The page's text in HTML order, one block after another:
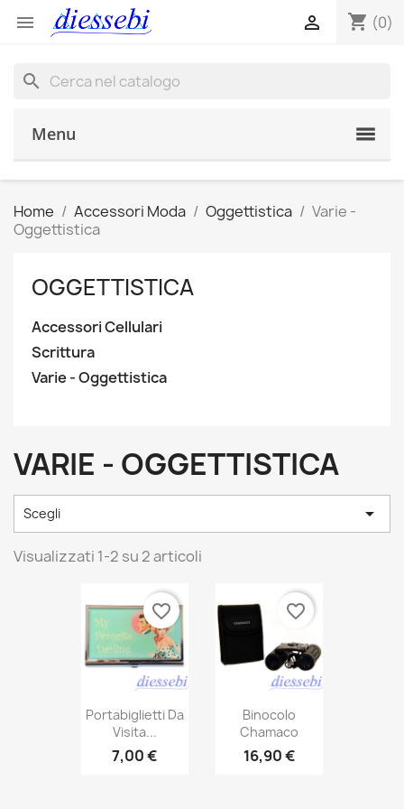
 shopping_cart (0)

search
Menu
Home Accessori Moda Oggettistica
Varie -
Oggettistica
OGGETTISTICA
Accessori Cellulari
Scrittura
Varie - Oggettistica
VARIE - OGGETTISTICA
Scegli 
Visualizzati 1-2 su 2 articoli
Portabiglietti Da
Visita...
7,00 €
favorite_border
Binocolo
Chamaco
16,90 €
favorite_border